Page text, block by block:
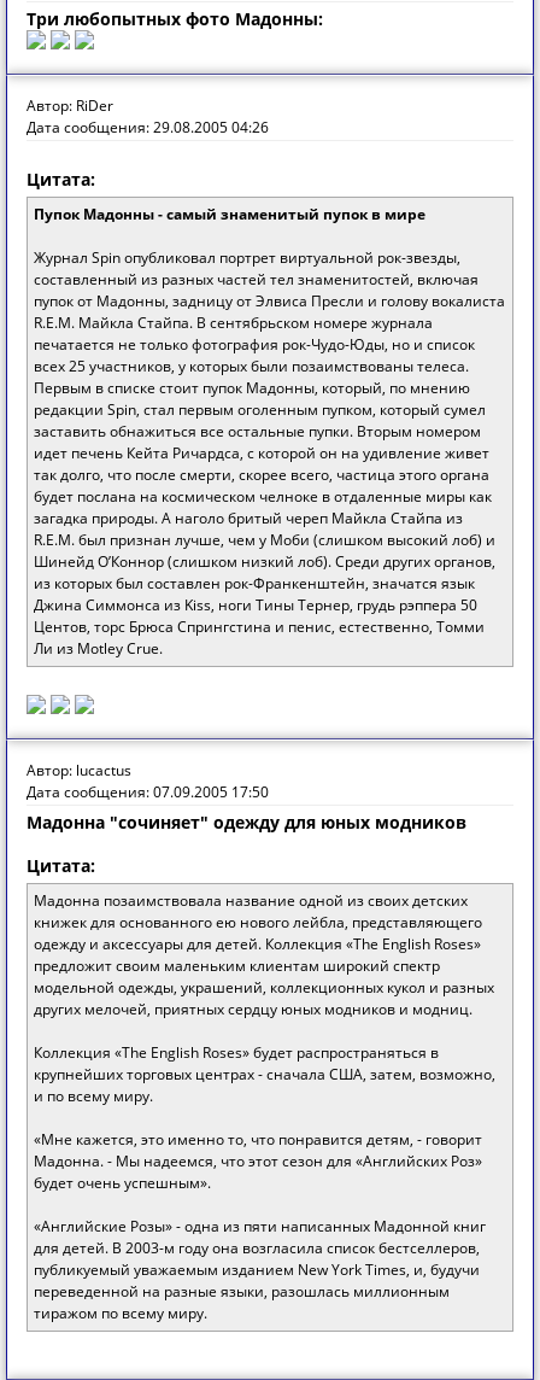
Три любопытных фото Мадонны:
Автор: RiDer
Дата сообщения: 29.08.2005 04:26
Цитата:
Пупок Мадонны - самый знаменитый пупок в мире
Журнал Spin опубликовал портрет виртуальной рок-звезды,
составленный из разных частей тел знаменитостей, включая
пупок от Мадонны, задницу от Элвиса Пресли и голову вокалиста
R.E.M. Майкла Стайпа. В сентябрьском номере журнала
печатается не только фотография рок-Чудо-Юды, но и список
всех 25 участников, у которых были позаимствованы телеса.
Первым в списке стоит пупок Мадонны, который, по мнению
редакции Spin, стал первым оголенным пупком, который сумел
заставить обнажиться все остальные пупки. Вторым номером
идет печень Кейта Ричардса, с которой он на удивление живет
так долго, что после смерти, скорее всего, частица этого органа
будет послана на космическом челноке в отдаленные миры как
загадка природы. А наголо бритый череп Майкла Стайпа из
R.E.M. был признан лучше, чем у Моби (слишком высокий лоб) и
Шинейд О’Коннор (слишком низкий лоб). Среди других органов,
из которых был составлен рок-Франкенштейн, значатся язык
Джина Симмонса из Kiss, ноги Тины Тернер, грудь рэппера 50
Центов, торс Брюса Спрингстина и пенис, естественно, Томми
Ли из Motley Crue.
Автор: lucactus
Дата сообщения: 07.09.2005 17:50
Мадонна "сочиняет" одежду для юных модников
Цитата:
Мадонна позаимствовала название одной из своих детских
книжек для основанного ею нового лейбла, представляющего
одежду и аксессуары для детей. Коллекция «The English Roses»
предложит своим маленьким клиентам широкий спектр
модельной одежды, украшений, коллекционных кукол и разных
других мелочей, приятных сердцу юных модников и модниц.
Коллекция «The English Roses» будет распространяться в
крупнейших торговых центрах - сначала США, затем, возможно,
и по всему миру.
«Мне кажется, это именно то, что понравится детям, - говорит
Мадонна. - Мы надеемся, что этот сезон для «Английских Роз»
будет очень успешным».
«Английские Розы» - одна из пяти написанных Мадонной книг
для детей. В 2003-м году она возгласила список бестселлеров,
публикуемый уважаемым изданием New York Times, и, будучи
переведенной на разные языки, разошлась миллионным
тиражом по всему миру.